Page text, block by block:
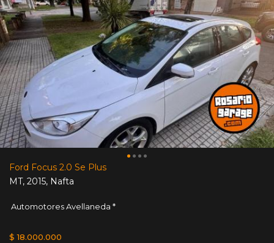
Ford Focus 2.0 Se Plus
MT, 2015, Nafta
Automotores Avellaneda *
$ 18.000.000